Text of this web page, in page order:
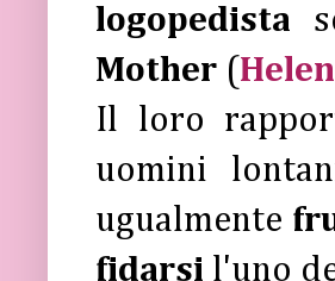
logopedista
Mother (
Il loro
uomini
ugualmente
fidarsi l'uno